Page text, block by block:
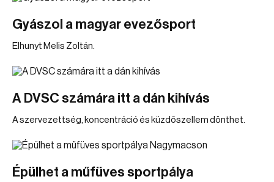
Gyászol a magyar evezősport
Elhunyt Melis Zoltán.
A DVSC számára itt a dán kihívás
A szervezettség, koncentráció és küzdőszellem dönthet.
Épülhet a műfüves sportpálya